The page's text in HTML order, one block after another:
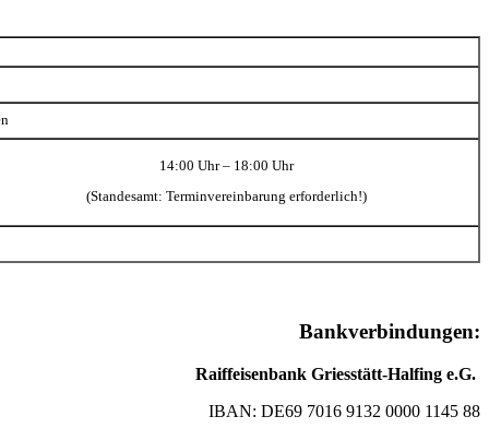
14:00 Uhr – 18:00 Uhr
(Standesamt: Terminvereinbarung erforderlich!)
Bankverbindungen:
Raiffeisenbank Griesstätt-Halfing e.G.
IBAN: DE69 7016 9132 0000 1145 88